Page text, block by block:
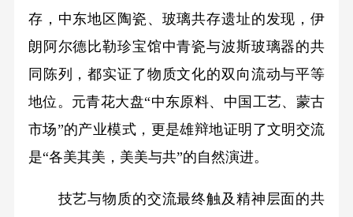
存，中东地区陶瓷、玻璃共存遗址的发现，伊
朗阿尔德比勒珍宝馆中青瓷与波斯玻璃器的共
同陈列，都实证了物质文化的双向流动与平等
地位。元青花大盘“中东原料、中国工艺、蒙古
市场”的产业模式，更是雄辩地证明了文明交流
是“各美其美，美美与共”的自然演进。
技艺与物质的交流最终触及精神层面的共